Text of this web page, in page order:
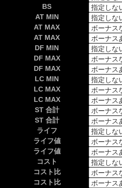
BS
AT MIN
AT MAX
AT MAX
DF MIN
DF MAX
DF MAX
LC MIN
LC MAX
LC MAX
ST 合計
ST 合計
ライフ
ライフ値
ライフ値
コスト
コスト比
コスト比